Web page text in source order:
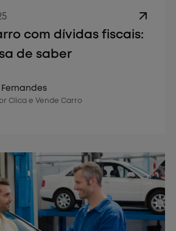
com dívidas fiscais:
de saber
Clica e Vende Carro